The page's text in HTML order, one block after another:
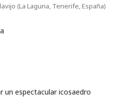
(La Laguna, Tenerife, España)
espectacular icosaedro